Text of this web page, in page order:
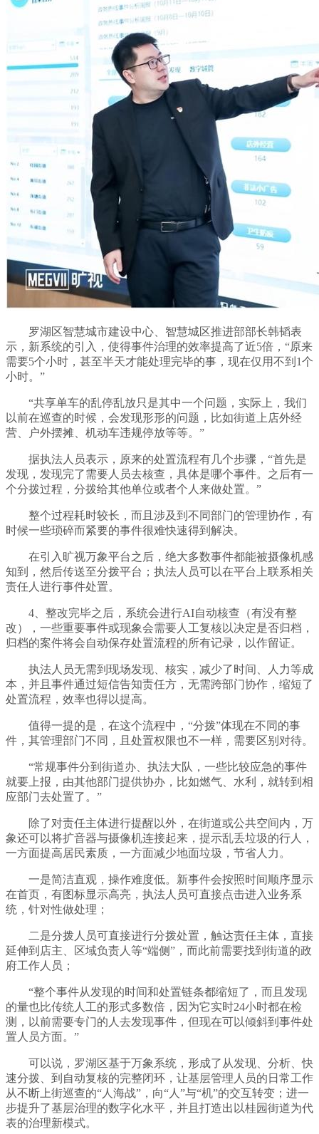
罗湖区智慧城市建设中心、智慧城区推进部部长韩韬表
示，新系统的引入，使得事件治理的效率提高了近5倍，“原来
需要5个小时，甚至半天才能处理完毕的事，现在仅用不到1个
小时。”
“共享单车的乱停乱放只是其中一个问题，实际上，我们
以前在巡查的时候，会发现形形的问题，比如街道上店外经
营、户外摆摊、机动车违规停放等等。”
据执法人员表示，原来的处置流程有几个步骤，“首先是
发现，发现完了需要人员去核查，具体是哪个事件。之后有一
个分拨过程，分拨给其他单位或者个人来做处置。”
整个过程耗时较长，而且涉及到不同部门的管理协作，有
时候一些琐碎而紧要的事件很难快速得到解决。
在引入旷视万象平台之后，绝大多数事件都能被摄像机感
知到，然后传送至分拨平台；执法人员可以在平台上联系相关
责任人进行事件处置。
4、整改完毕之后，系统会进行AI自动核查（有没有整
改），一些重要事件或现象会需要人工复核以决定是否归档，
归档的案件将会自动保存处置流程的所有记录，以作留证。
执法人员无需到现场发现、核实，减少了时间、人力等成
本，并且事件通过短信告知责任方，无需跨部门协作，缩短了
处置流程，效率也得以提高。
值得一提的是，在这个流程中，“分拨”体现在不同的事
件，其管理部门不同，且处置权限也不一样，需要区别对待。
“常规事件分到街道办、执法大队，一些比较应急的事件
就要上报，由其他部门提供协办，比如燃气、水利，就转到相
应部门去处置了。”
除了对责任主体进行提醒以外，在街道或公共空间内，万
象还可以将扩音器与摄像机连接起来，提示乱丢垃圾的行人，
一方面提高居民素质，一方面减少地面垃圾，节省人力。
一是简洁直观，操作难度低。新事件会按照时间顺序显示
在首页，有图标显示高亮，执法人员可直接点击进入业务系
统，针对性做处理；
二是分拨人员可直接进行分拨处置，触达责任主体，直接
延伸到店主、区域负责人等“端侧”，而此前需要找到街道的政
府工作人员；
“整个事件从发现的时间和处置链条都缩短了，而且发现
的量也比传统人工的形式多数倍，因为它实时24小时都在检
测，以前需要专门的人去发现事件，但现在可以倾斜到事件处
置人员方面。”
可以说，罗湖区基于万象系统，形成了从发现、分析、快
速分拨、到自动复核的完整闭环，让基层管理人员的日常工作
从不断上街巡查的“人海战”，向“人”与“机”的交互转变；进一
步提升了基层治理的数字化水平，并且打造出以桂园街道为代
表的治理新模式。